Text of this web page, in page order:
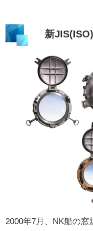
新
2000年7月、NK船の